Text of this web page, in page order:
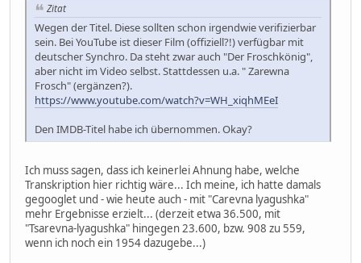
Zitat
Wegen der Titel. Diese sollten schon irgendwie verifizierbar
sein. Bei YouTube ist dieser Film (offiziell?!) verfügbar mit
deutscher Synchro. Da steht zwar auch "Der Froschkönig",
aber nicht im Video selbst. Stattdessen u.a. " Zarewna
Frosch" (ergänzen?).
https://www.youtube.com/watch?v=WH_xiqhMEeI
Den IMDB-Titel habe ich übernommen. Okay?
Ich muss sagen, dass ich keinerlei Ahnung habe, welche
Transkription hier richtig wäre... Ich meine, ich hatte damals
gegooglet und - wie heute auch - mit "Carevna lyagushka"
mehr Ergebnisse erzielt... (derzeit etwa 36.500, mit
"Tsarevna-lyagushka" hingegen 23.600, bzw. 908 zu 559,
wenn ich noch ein 1954 dazugebe...)